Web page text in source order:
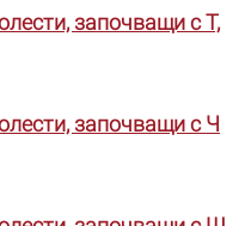
започващи с Т,
започващи с Ч